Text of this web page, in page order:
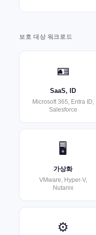
보호 대상 워크로드
🪪
SaaS, ID
Microsoft 365, Entra ID,
Salesforce
🖥️
가상화
VMware, Hyper-V,
Nutanix
⚙️